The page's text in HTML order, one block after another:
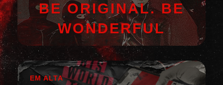
BE ORIGINAL. BE
WONDERFUL
EM ALTA